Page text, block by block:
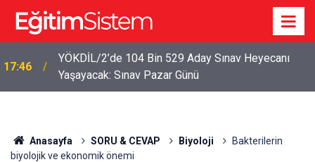
17:46
YÖKDİL/2’de 104 Bin 529 Aday Sınav Heyecanı
Yaşayacak: Sınav Pazar Günü
Anasayfa SORU & CEVAP Biyoloji
Bakterilerin
biyolojik ve ekonomik önemi